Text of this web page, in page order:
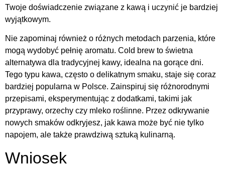
Twoje doświadczenie związane z kawą i uczynić je bardziej
wyjątkowym.
Nie zapominaj również o różnych metodach parzenia, które
mogą wydobyć pełnię aromatu. Cold brew to świetna
alternatywa dla tradycyjnej kawy, idealna na gorące dni.
Tego typu kawa, często o delikatnym smaku, staje się coraz
bardziej popularna w Polsce. Zainspiruj się różnorodnymi
przepisami, eksperymentując z dodatkami, takimi jak
przyprawy, orzechy czy mleko roślinne. Przez odkrywanie
nowych smaków odkryjesz, jak kawa może być nie tylko
napojem, ale także prawdziwą sztuką kulinarną.
Wniosek